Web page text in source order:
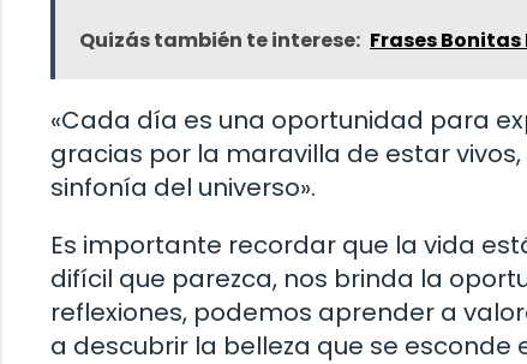
Quizás también te interese: Frases
«Cada día es una oportunidad para
gracias por la maravilla de estar
sinfonía del universo».
Es importante recordar que la vida
difícil que parezca, nos brinda la
reflexiones, podemos aprender a
a descubrir la belleza que se esconde